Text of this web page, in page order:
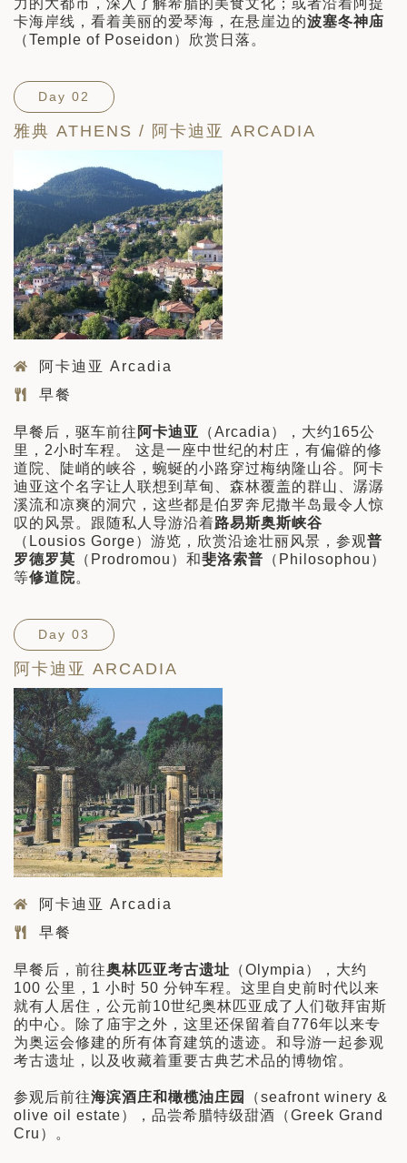
卡海岸线，看着美丽的爱琴海，在悬崖边的波塞冬神庙
（Temple of Poseidon）欣赏日落。
Day 02
雅典 ATHENS / 阿卡迪亚 ARCADIA
阿卡迪亚 Arcadia
早餐
早餐后，驱车前往 阿卡迪亚
（Arcadia），大约165公
里，2小时车程。 这是一座中世纪的村庄，有偏僻的修
道院、陡峭的峡谷，蜿蜒的小路穿过梅纳隆山谷。阿卡
迪亚这个名字让人联想到草甸、森林覆盖的群山、潺潺
溪流和凉爽的洞穴，这些都是伯罗奔尼撒半岛最令人惊
叹的风景。跟随私人导游沿着路易斯奥斯峡谷
（Lousios Gorge）游览，欣赏沿途壮丽风景，参观普
罗德罗莫 （Prodromou）和斐洛索普 （Philosophou）
等修道院。
Day 03
阿卡迪亚 ARCADIA
阿卡迪亚 Arcadia
早餐
早餐后，前往奥林匹亚考古遗址 （Olympia），大约
100 公里，1 小时 50 分钟车程。这里自史前时代以来
就有人居住，公元前10世纪奥林匹亚成了人们敬拜宙斯
的中心。除了庙宇之外，这里还保留着自776年以来专
为奥运会修建的所有体育建筑的遗迹。和导游一起参观
考古遗址，以及收藏着重要古典艺术品的博物馆。
参观后前往海滨酒庄和橄榄油庄园
（seafront winery &
olive oil estate），品尝希腊特级甜酒（Greek Grand
Cru）。